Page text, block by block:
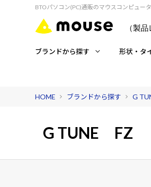
BTOパソコン(PC)通販のマウスコンピュータ
（製
ブランドから探す 形状・タ
HOME ブランドから探す G
G TUNE FZ